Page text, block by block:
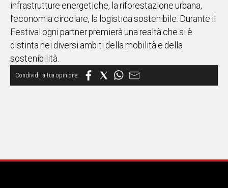
infrastrutture energetiche, la riforestazione urbana,
l’economia circolare, la logistica sostenibile. Durante il
Festival ogni partner premierà una realtà che si è
distinta nei diversi ambiti della mobilità e della
sostenibilità.